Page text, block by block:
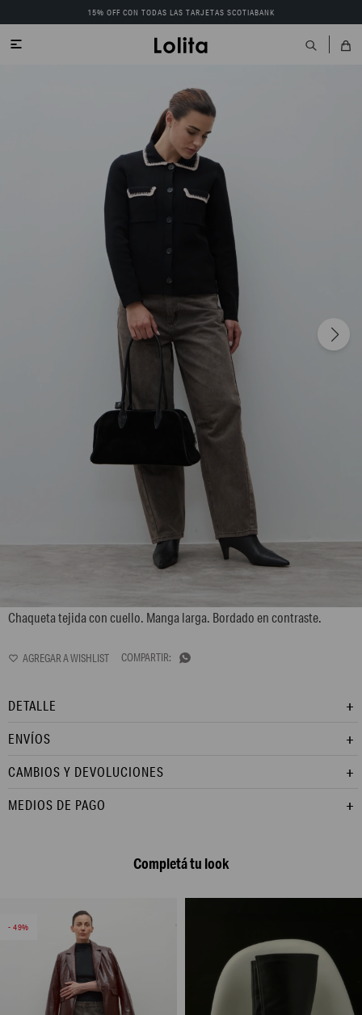
15% OFF CON TODAS LAS TARJETAS SCOTIABANK

Chaqueta tejida con cuello. Manga larga. Bordado en contraste.

DETALLE
ENVÍOS
CAMBIOS Y DEVOLUCIONES
MEDIOS DE PAGO
Completá tu look
49